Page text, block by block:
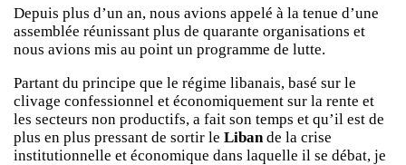
Depuis plus d’un an, nous avions appelé à la tenue d’une
assemblée réunissant plus de quarante organisations et
nous avions mis au point un programme de lutte.
Partant du principe que le régime libanais, basé sur le
clivage confessionnel et économiquement sur la rente et
les secteurs non productifs, a fait son temps et qu’il est de
plus en plus pressant de sortir le Liban de la crise
institutionnelle et économique dans laquelle il se débat, je